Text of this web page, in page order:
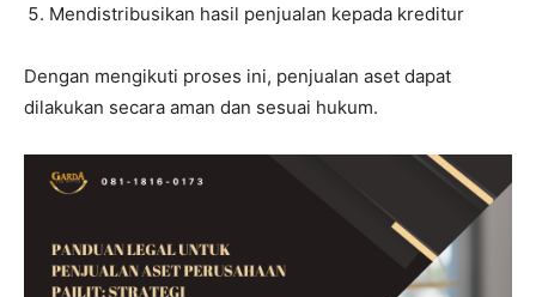
Mendistribusikan hasil penjualan kepada kreditur
Dengan mengikuti proses ini, penjualan aset dapat
dilakukan secara aman dan sesuai hukum.